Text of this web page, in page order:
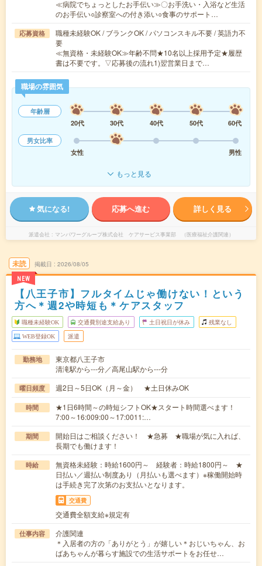
≪病院でちょっとしたお手伝い≫〇お手洗い・入浴など生活
のお手伝い○診察室への付き添い○食事のサポート…
応募資格
職種未経験OK / ブランクOK / パソコンスキル不要 / 英語力不
要
≪無資格・未経験OK≫年齢不問★10名以上採用予定★履歴
書は不要です。▽応募後の流れ1)翌営業日まで…
職場の雰囲気
年齢層
20代
30代 40代 50代
60代
男女比率
女性
男性
もっと見る
気になる! 応募へ進む 詳しく見る
派遣会社 マンパワーグループ株式会社 ケアサービス事業部 （医療福祉介護関連）
未読
NEW
掲載日 2026/08/05
【八王子市】フルタイムじゃ働けない！という
方へ＊週2や時短も＊ケアスタッフ
職種未経験OK 交通費別途支給あり 土日祝日が休み 残業なし
WEB登録OK 派遣
勤務地
東京都八王子市
清滝駅から---分／高尾山駅から---分
曜日頻度 週2日～5日OK（月～金） ★土日休みOK
時間
★1日6時間～の時短シフトOK★スタート時間選べます！
7:00～16:009:00～17:0011:…
期間
開始日はご相談ください！ ★急募 ★職場が気に入れば、
長期でも働けます！
時給
無資格未経験：時給1600円～ 経験者：時給1800円～ ★
日払い／週払い制度あり（月払いも選べます）※稼働開始時
は手続き完了次第のお支払いとなります。
交通費
交通費全額支給※規定有
仕事内容
介護関連
＊入居者の方の「ありがとう」が嬉しい＊おじいちゃん、お
ばあちゃんが暮らす施設での生活サポートをお任せ…